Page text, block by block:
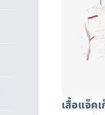
เสื้อแจ็ค